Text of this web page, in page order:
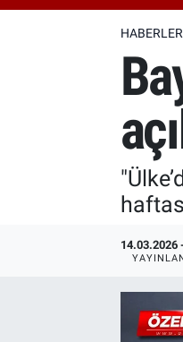
HABERLER
14.03.2026
Özel Haberler
Özel Haberler
Erişim Bilgileri
Haber Arşivi